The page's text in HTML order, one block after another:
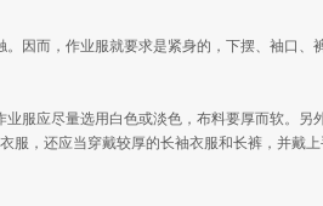
因而，作业服就要求是紧身的，下摆、袖口、
服应尽量选用白色或淡色，布料要厚而软。
，还应当穿戴较厚的长袖衣服和长裤，并戴上